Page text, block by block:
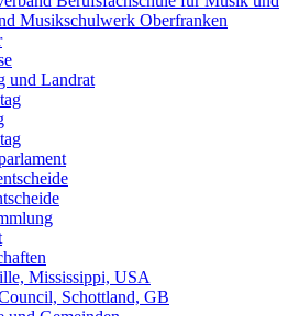
Musikschulwerk Oberfranken
und Landrat
Mississippi, USA
Schottland, GB